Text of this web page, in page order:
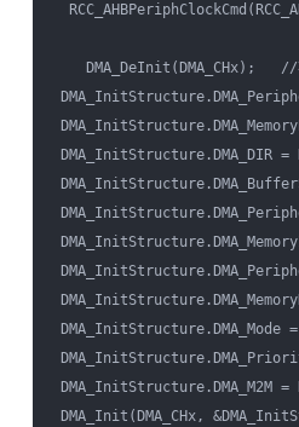
DMA_DeInit(DMA_CHx);   //将
DMA_InitStructure.DMA_DIR =
DMA_InitStructure.DMA_Mode
DMA_InitStructure.DMA_M2M =
DMA_Init(DMA_CHx,